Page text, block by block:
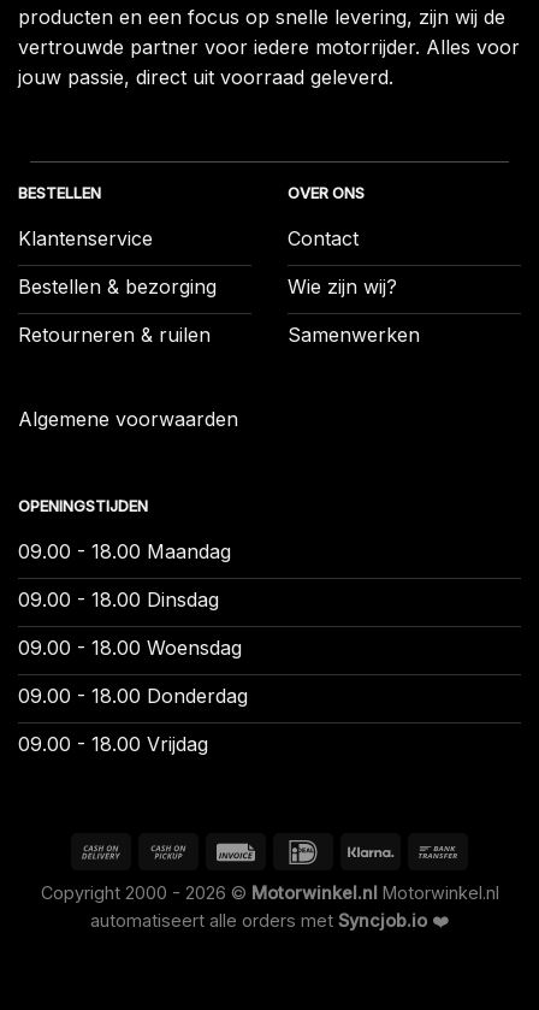
producten en een focus op snelle levering, zijn wij de
vertrouwde partner voor iedere motorrijder. Alles voor
jouw passie, direct uit voorraad geleverd.
BESTELLEN
Klantenservice
Bestellen & bezorging
Retourneren & ruilen
Algemene voorwaarden
OVER ONS
Contact
Wie zijn wij?
Samenwerken
OPENINGSTIJDEN
09.00 - 18.00 Maandag
09.00 - 18.00 Dinsdag
09.00 - 18.00 Woensdag
09.00 - 18.00 Donderdag
09.00 - 18.00 Vrijdag
Copyright 2000 - 2026 © Motorwinkel.nl Motorwinkel.nl
automatiseert alle orders met Syncjob.io ❤️